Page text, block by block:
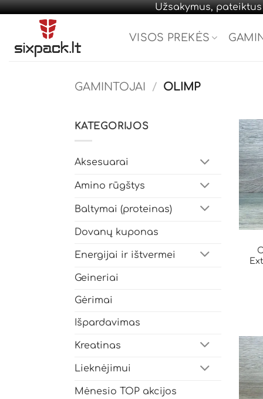
Užsakymus,
content
VISOS PREKĖS
GAMINTOJAI / OLIMP
KATEGORIJOS
Aksesuarai
Amino rūgštys
Baltymai (proteinas)
Dovanų kuponas
Energijai ir ištvermei
Geineriai
Gėrimai
Išpardavimas
Kreatinas
Lieknėjimui
Mėnesio TOP akcijos